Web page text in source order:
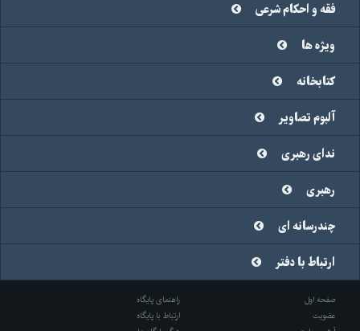
فقه و احکام شرعی
ویژه ها
کتابخانه
آلبوم تصاویر
ندای رهبری
رهبری
چندرسانه ای
ارتباط با دفتر
صفحه اول
راهنمای پایگاه
عضویت
ارتباط با پایگاه